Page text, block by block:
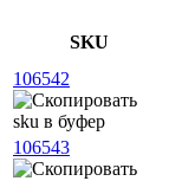
SKU
106542
106543